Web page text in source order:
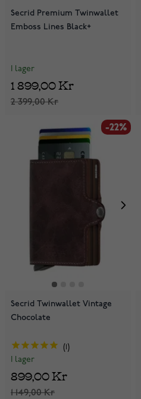
Secrid Premium Twinwallet
Emboss Lines Black+
I lager
2 399,00 Kr
1 899,00 Kr
-22%
Secrid Twinwallet Vintage
Chocolate
I lager
1 149,00 Kr
899,00 Kr